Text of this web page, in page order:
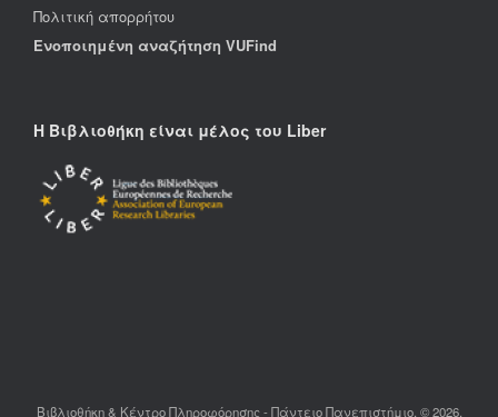
Πολιτική απορρήτου
Ενοποιημένη αναζήτηση VUFind
Η Βιβλιοθήκη είναι μέλος του Liber
Βιβλιοθήκη & Κέντρο Πληροφόρησης - Πάντειο Πανεπιστήμιο, © 2026,